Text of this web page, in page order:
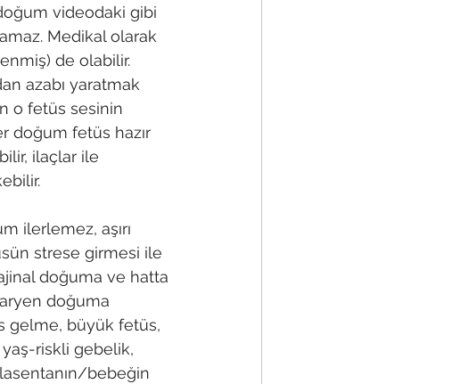
videodaki gibi
Medikal olarak
de olabilir.
azabı yaratmak
o fetüs sesinin
doğum fetüs hazır
ilaçlar ile
ilerlemez, aşırı
strese girmesi ile
doğuma ve hatta
doğuma
gelme, büyük fetüs,
riskli gebelik,
bebeğin